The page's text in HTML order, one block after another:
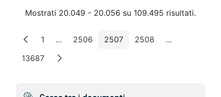
Mostrati 20.049 - 20.056 su 109.495 risultati.
Pagina
1 ...Pagine intermedie
Pagina
2506 Pagina
2507 Pagina
2508 ...Pagine
Pagina
13687